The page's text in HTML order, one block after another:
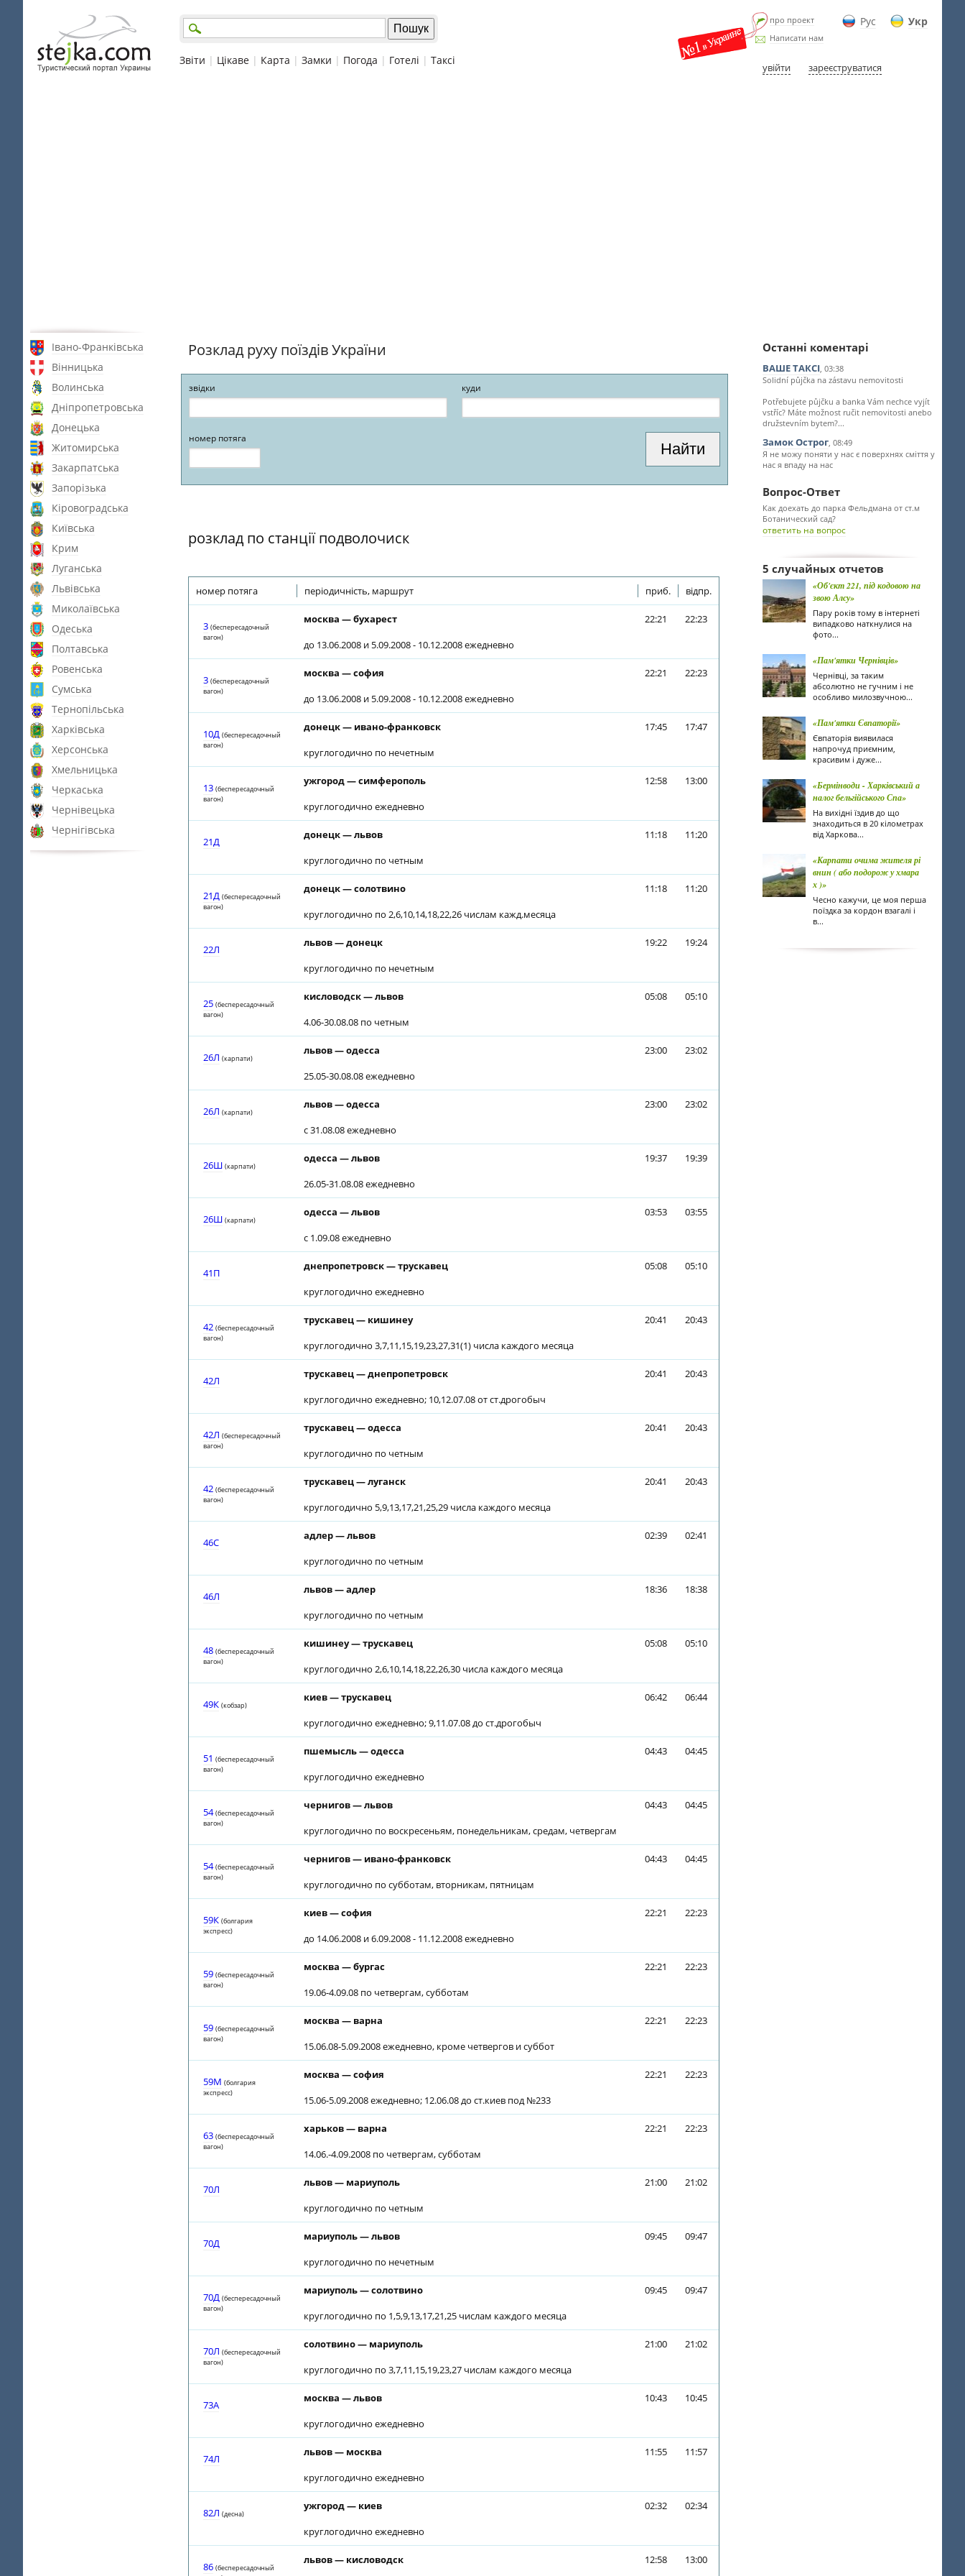
Рус Укр
про проект
Написати нам
увійти зареєструватися
Звіти | Цікаве | Карта | Замки | Погода | Готелі | Таксі
Івано-Франківська
Вінницька
Волинська
Дніпропетровська
Донецька
Житомирська
Закарпатська
Запорізька
Кіровоградська
Київська
Крим
Луганська
Львівська
Миколаївська
Одеська
Полтавська
Ровенська
Сумська
Тернопільська
Харківська
Херсонська
Хмельницька
Черкаська
Чернівецька
Чернігівська
Розклад руху поїздів України
звідки куди
номер потяга
розклад по станції подволочиск
номер потяга періодичність, маршрут приб. відпр.
3 (беспересадочный
вагон)
москва — бухарест
до 13.06.2008 и 5.09.2008 - 10.12.2008 ежедневно
22:21 22:23
3 (беспересадочный
вагон)
москва — софия
до 13.06.2008 и 5.09.2008 - 10.12.2008 ежедневно
22:21 22:23
10Д (беспересадочный
вагон)
донецк — ивано-франковск
круглогодично по нечетным
17:45 17:47
13 (беспересадочный
вагон)
ужгород — симферополь
круглогодично ежедневно
12:58 13:00
21Д
донецк — львов
круглогодично по четным
11:18 11:20
21Д (беспересадочный
вагон)
донецк — солотвино
круглогодично по 2,6,10,14,18,22,26 числам кажд.месяца
11:18 11:20
22Л
львов — донецк
круглогодично по нечетным
19:22 19:24
25 (беспересадочный
вагон)
кисловодск — львов
4.06-30.08.08 по четным
05:08 05:10
26Л (карпати)
львов — одесса
25.05-30.08.08 ежедневно
23:00 23:02
26Л (карпати)
львов — одесса
c 31.08.08 ежедневно
23:00 23:02
26Ш (карпати)
одесса — львов
26.05-31.08.08 ежедневно
19:37 19:39
26Ш (карпати)
одесса — львов
c 1.09.08 ежедневно
03:53 03:55
41П
днепропетровск — трускавец
круглогодично ежедневно
05:08 05:10
42 (беспересадочный
вагон)
трускавец — кишинеу
круглогодично 3,7,11,15,19,23,27,31(1) числа каждого месяца
20:41 20:43
42Л
трускавец — днепропетровск
круглогодично ежедневно; 10,12.07.08 от ст.дрогобыч
20:41 20:43
42Л (беспересадочный
вагон)
трускавец — одесса
круглогодично по четным
20:41 20:43
42 (беспересадочный
вагон)
трускавец — луганск
круглогодично 5,9,13,17,21,25,29 числа каждого месяца
20:41 20:43
46С
адлер — львов
круглогодично по четным
02:39 02:41
46Л
львов — адлер
круглогодично по четным
18:36 18:38
48 (беспересадочный
вагон)
кишинеу — трускавец
круглогодично 2,6,10,14,18,22,26,30 числа каждого месяца
05:08 05:10
49К (кобзар)
киев — трускавец
круглогодично ежедневно; 9,11.07.08 до ст.дрогобыч
06:42 06:44
51 (беспересадочный
вагон)
пшемысль — одесса
круглогодично ежедневно
04:43 04:45
54 (беспересадочный
вагон)
чернигов — львов
круглогодично по воскресеньям, понедельникам, средам, четвергам
04:43 04:45
54 (беспересадочный
вагон)
чернигов — ивано-франковск
круглогодично по субботам, вторникам, пятницам
04:43 04:45
59К (болгария
экспресс)
киев — софия
до 14.06.2008 и 6.09.2008 - 11.12.2008 ежедневно
22:21 22:23
59 (беспересадочный
вагон)
москва — бургас
19.06-4.09.08 по четвергам, субботам
22:21 22:23
59 (беспересадочный
вагон)
москва — варна
15.06.08-5.09.2008 ежедневно, кроме четвергов и суббот
22:21 22:23
59М (болгария
экспресс)
москва — софия
15.06-5.09.2008 ежедневно; 12.06.08 до ст.киев под №233
22:21 22:23
63 (беспересадочный
вагон)
харьков — варна
14.06.-4.09.2008 по четвергам, субботам
22:21 22:23
70Л
львов — мариуполь
круглогодично по четным
21:00 21:02
70Д
мариуполь — львов
круглогодично по нечетным
09:45 09:47
70Д (беспересадочный
вагон)
мариуполь — солотвино
круглогодично по 1,5,9,13,17,21,25 числам каждого месяца
09:45 09:47
70Л (беспересадочный
вагон)
солотвино — мариуполь
круглогодично по 3,7,11,15,19,23,27 числам каждого месяца
21:00 21:02
73A
москва — львов
круглогодично ежедневно
10:43 10:45
74Л
львов — москва
круглогодично ежедневно
11:55 11:57
82Л (десна)
ужгород — киев
круглогодично ежедневно
02:32 02:34
86 (беспересадочный
львов — кисловодск 12:58 13:00
Останні коментарі
ВАШЕ ТАКСІ, 03:38
Solidní půjčka na zástavu nemovitosti
Potřebujete půjčku a banka Vám nechce vyjít
vstříc? Máte možnost ručit nemovitosti anebo
družstevním bytem?...
Замок Острог, 08:49
Я не можу поняти у нас є поверхнях сміття у
нас я впаду на нас
Вопрос-Ответ
Как доехать до парка Фельдмана от ст.м
Ботанический сад?
ответить на вопрос
5 случайных отчетов
«Об'єкт 221, під кодовою на
звою Алсу»
Пару років тому в інтернеті
випадково наткнулися на
фото...
«Пам'ятки Чернівців»
Чернівці, за таким
абсолютно не гучним і не
особливо милозвучною...
«Пам'ятки Євпаторії»
Євпаторія виявилася
напрочуд приємним,
красивим і дуже...
«Бермінводи - Харківський а
налог бельгійського Спа»
На вихідні їздив до що
знаходиться в 20 кілометрах
від Харкова...
«Карпати очима жителя рі
внин ( або подорож у хмара
х )»
Чесно кажучи, це моя перша
поїздка за кордон взагалі і
в...